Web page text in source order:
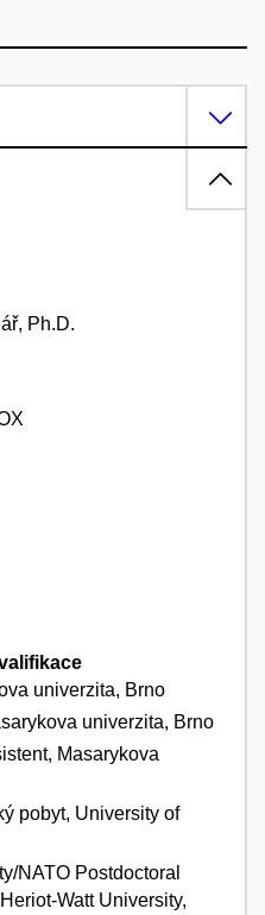
Ph.D.
univerzita, Brno
univerzita, Brno
Masarykova
pobyt, University of
NATO Postdoctoral
Watt University,